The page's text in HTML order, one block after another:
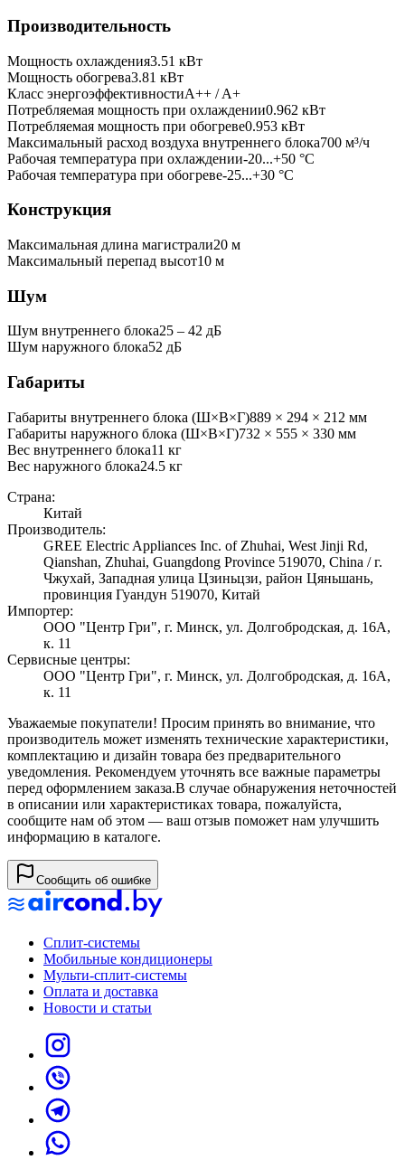
Производительность
Мощность охлаждения3.51 кВт
Мощность обогрева3.81 кВт
Класс энергоэффективностиA++ / A+
Потребляемая мощность при охлаждении0.962 кВт
Потребляемая мощность при обогреве0.953 кВт
Максимальный расход воздуха внутреннего блока700 м³/ч
Рабочая температура при охлаждении-20...+50 °C
Рабочая температура при обогреве-25...+30 °C
Конструкция
Максимальная длина магистрали20 м
Максимальный перепад высот10 м
Шум
Шум внутреннего блока25 ‒ 42 дБ
Шум наружного блока52 дБ
Габариты
Габариты внутреннего блока (Ш×В×Г)889 × 294 × 212 мм
Габариты наружного блока (Ш×В×Г)732 × 555 × 330 мм
Вес внутреннего блока11 кг
Вес наружного блока24.5 кг
Страна:
Китай
Производитель:
GREE Electric Appliances Inc. of Zhuhai, West Jinji Rd,
Qianshan, Zhuhai, Guangdong Province 519070, China / г.
Чжухай, Западная улица Цзиньцзи, район Цяньшань,
провинция Гуандун 519070, Китай
Импортер:
ООО "Центр Гри", г. Минск, ул. Долгобродская, д. 16А,
к. 11
Сервисные центры:
ООО "Центр Гри", г. Минск, ул. Долгобродская, д. 16А,
к. 11
Уважаемые покупатели! Просим принять во внимание, что
производитель может изменять технические характеристики,
комплектацию и дизайн товара без предварительного
уведомления. Рекомендуем уточнять все важные параметры
перед оформлением заказа.В случае обнаружения неточностей
в описании или характеристиках товара, пожалуйста,
сообщите нам об этом — ваш отзыв поможет нам улучшить
информацию в каталоге.
Сообщить об ошибке
Сплит-системы
Мобильные кондиционеры
Мульти-сплит-системы
Оплата и доставка
Новости и статьи